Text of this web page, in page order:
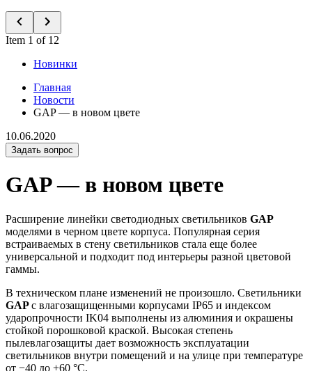
Item 1 of 12
Новинки
Главная
Новости
GAP — в новом цвете
10.06.2020
Задать вопрос
GAP — в новом цвете
Расширение линейки светодиодных светильников GAP
моделями в черном цвете корпуса. Популярная серия
встраиваемых в стену светильников стала еще более
универсальной и подходит под интерьеры разной цветовой
гаммы.
В техническом плане изменений не произошло. Светильники
GAPс влагозащищенными корпусами IP65 и индексом
ударопрочности IK04 выполнены из алюминия и окрашены
стойкой порошковой краской. Высокая степень
пылевлагозащиты дает возможность эксплуатации
светильников внутри помещений и на улице при температуре
от −40 до +60 °C.